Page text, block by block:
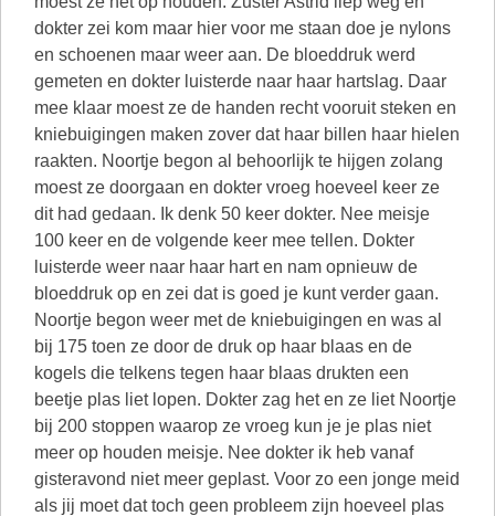
dokter zei kom maar hier voor me staan doe je nylons
en schoenen maar weer aan. De bloeddruk werd
gemeten en dokter luisterde naar haar hartslag. Daar
mee klaar moest ze de handen recht vooruit steken en
kniebuigingen maken zover dat haar billen haar hielen
raakten. Noortje begon al behoorlijk te hijgen zolang
moest ze doorgaan en dokter vroeg hoeveel keer ze
dit had gedaan. Ik denk 50 keer dokter. Nee meisje
100 keer en de volgende keer mee tellen. Dokter
luisterde weer naar haar hart en nam opnieuw de
bloeddruk op en zei dat is goed je kunt verder gaan.
Noortje begon weer met de kniebuigingen en was al
bij 175 toen ze door de druk op haar blaas en de
kogels die telkens tegen haar blaas drukten een
beetje plas liet lopen. Dokter zag het en ze liet Noortje
bij 200 stoppen waarop ze vroeg kun je je plas niet
meer op houden meisje. Nee dokter ik heb vanaf
gisteravond niet meer geplast. Voor zo een jonge meid
als jij moet dat toch geen probleem zijn hoeveel plas